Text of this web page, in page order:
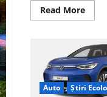
Read MoreRead
more
zbor
între
Auto Știri